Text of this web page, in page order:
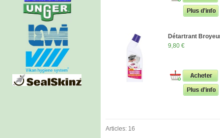
Détartrant
9,80 €
Articles: 16